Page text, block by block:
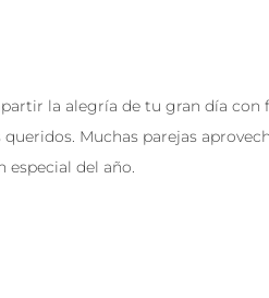
la alegría de tu gran día
Muchas parejas
especial del año.